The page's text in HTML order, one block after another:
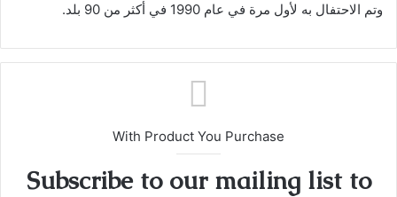
وتم الاحتفال به لأول مرة في عام 1990 في أكثر من 90 بلد.
With Product You Purchase
Subscribe to our mailing list to